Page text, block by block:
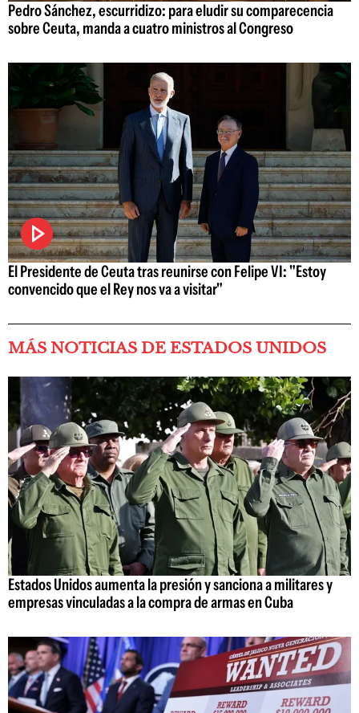
Pedro Sánchez, escurridizo: para eludir su comparecencia
sobre Ceuta, manda a cuatro ministros al Congreso
El Presidente de Ceuta tras reunirse con Felipe VI: "Estoy
convencido que el Rey nos va a visitar"
MÁS NOTICIAS DE ESTADOS UNIDOS
Estados Unidos aumenta la presión y sanciona a militares y
empresas vinculadas a la compra de armas en Cuba